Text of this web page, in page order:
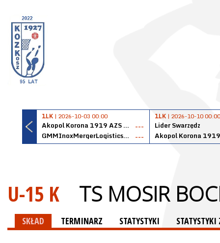
1LK | 2026-10-03 00:00
Akopol Korona 1919 AZS PK Kraków
---
GMMInoxMergerLogisticsPanteryŁańcut
---
1LK | 2026-10-10 00:00
Lider Swarzędz
U-15 K TS MOSIR
SKŁAD TERMINARZ STATYSTYKI